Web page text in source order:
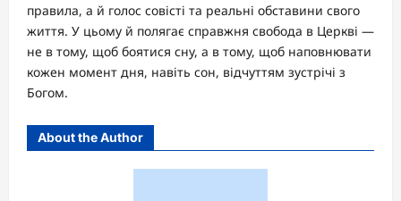
правила, а й голос совісті та реальні обставини свого
життя. У цьому й полягає справжня свобода в Церкві —
не в тому, щоб боятися сну, а в тому, щоб наповнювати
кожен момент дня, навіть сон, відчуттям зустрічі з
Богом.
About the Author